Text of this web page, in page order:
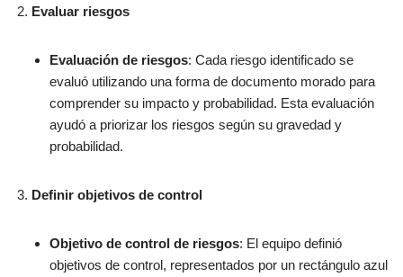
Evaluar riesgos
Evaluación de riesgos: Cada riesgo identificado se
evaluó utilizando una forma de documento morado para
comprender su impacto y probabilidad. Esta evaluación
ayudó a priorizar los riesgos según su gravedad y
probabilidad.
Definir objetivos de control
Objetivo de control de riesgos: El equipo definió
objetivos de control, representados por un rectángulo azul